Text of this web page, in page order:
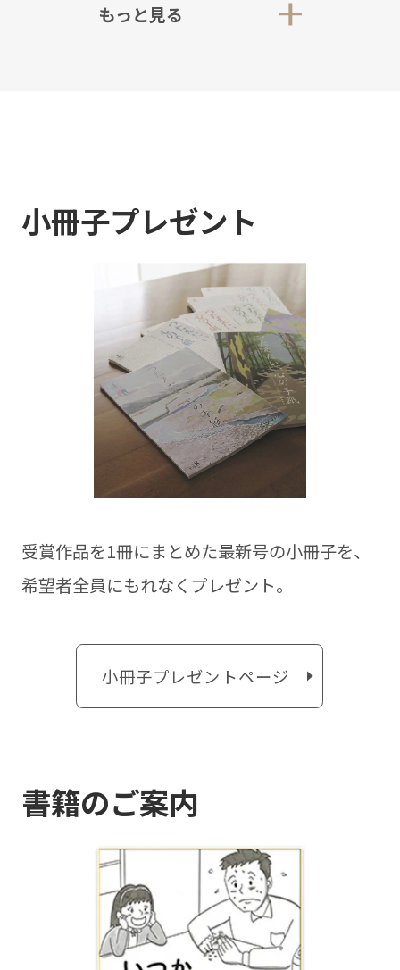
もっと見る
小冊子プレゼント
受賞作品を1冊にまとめた最新号の⼩冊⼦を、
希望者全員にもれなくプレゼント。
小冊子プレゼントページ
書籍のご案内